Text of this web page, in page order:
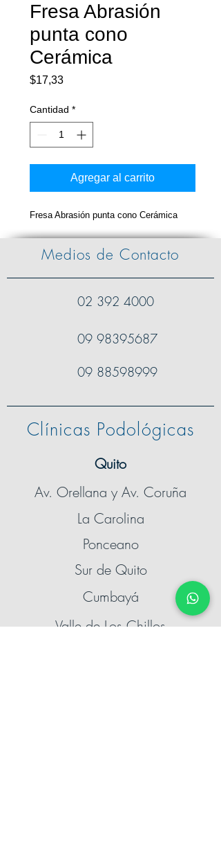
Fresa Abrasión
punta cono
Cerámica
$17,33Precio
Cantidad *
Agregar al carrito
Fresa Abrasión punta cono Cerámica
Medios de Contacto
02 392 4000
09 98395687
09 88598999
Clínicas Podológicas
Quito
Av. Orellana y Av. Coruña
La Carolina
Ponceano
Sur de Quito
Cumbayá
Valle de Los Chillos